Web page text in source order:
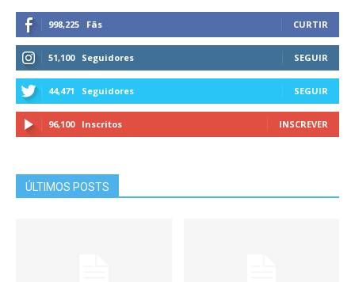
998,225 Fãs CURTIR
51,100 Seguidores SEGUIR
44,471 Seguidores SEGUIR
96,100 Inscritos INSCREVER
ÚLTIMOS POSTS